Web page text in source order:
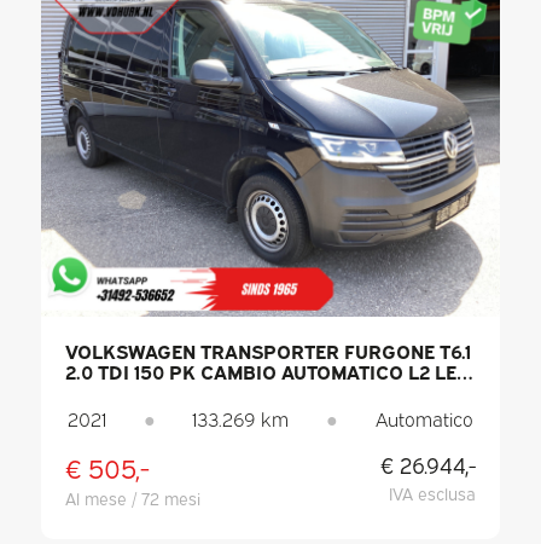
VOLKSWAGEN TRANSPORTER FURGONE T6.1
2.0 TDI 150 PK CAMBIO AUTOMATICO L2 LED
RISCALDATI / CARPLAY / PDC / CRUISE
CONTROL / ARIA CONDIZIONATA / GANCIO
2021 ● 133.269 km ● Automatico
€ 505,-
Al mese / 72 mesi
€ 26.944,-
IVA esclusa